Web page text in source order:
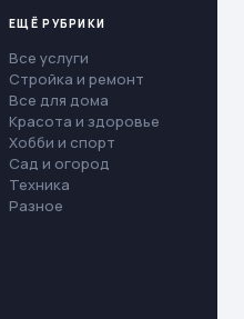
ЕЩЁ РУБРИКИ
Все услуги
Стройка и ремонт
Все для дома
Красота и здоровье
Хобби и спорт
Сад и огород
Техника
Разное